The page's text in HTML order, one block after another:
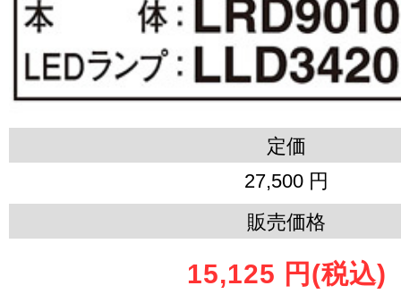
定価
27,500 円
販売価格
15,125 円 (税込)